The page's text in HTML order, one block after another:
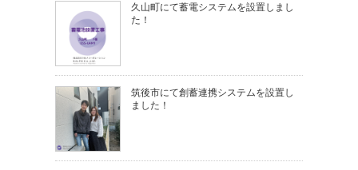
久山町にて蓄電システムを設置しまし
た！
筑後市にて創蓄連携システムを設置し
ました！